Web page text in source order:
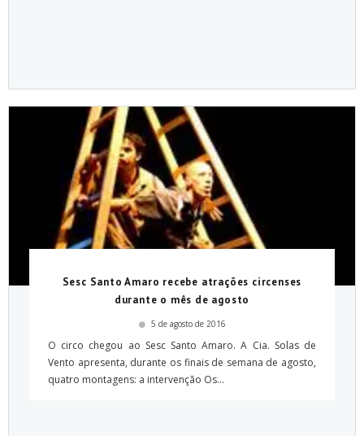
Sesc Santo Amaro recebe atrações circenses
durante o mês de agosto
5 de agosto de 2016
O circo chegou ao Sesc Santo Amaro. A Cia. Solas de
Vento apresenta, durante os finais de semana de agosto,
quatro montagens: a intervenção Os...